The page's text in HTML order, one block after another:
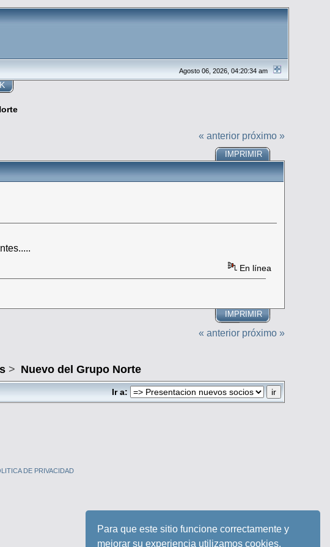
Para que este sitio funcione correctamente y
mejorar su experiencia utilizamos cookies.
Agosto 06, 2026, 04:20:34 am
« anterior próximo »
IMPRIMIR
En línea
IMPRIMIR
« anterior próximo »
> Nuevo del Grupo Norte
Ir a:
DE PRIVACIDAD